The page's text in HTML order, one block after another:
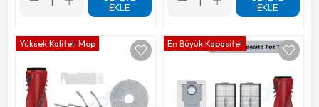
EKLE
EKLE
Yüksek Kaliteli Mop En Büyük Kapasite!